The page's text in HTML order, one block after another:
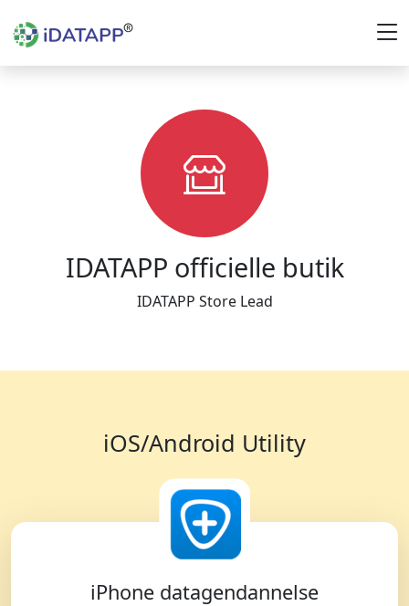
IDATAPP officielle butik
IDATAPP Store Lead
iOS/Android Utility
iPhone datagendannelse